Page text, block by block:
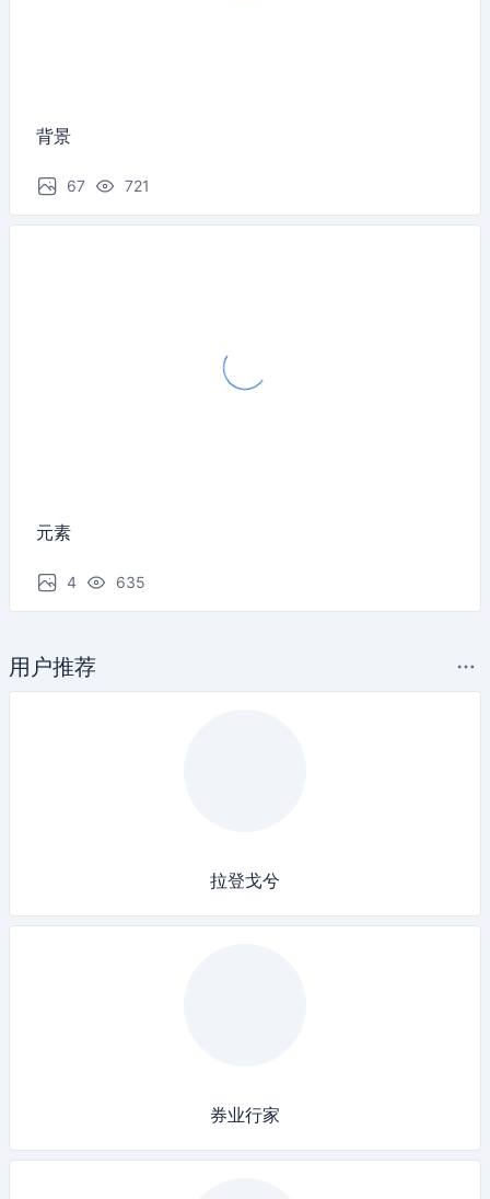
背景
67 721
元素
4 635
用户推荐
拉登戈兮
券业行家